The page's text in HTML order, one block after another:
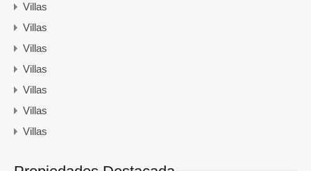
Villas
Villas
Villas
Villas
Villas
Villas
Villas